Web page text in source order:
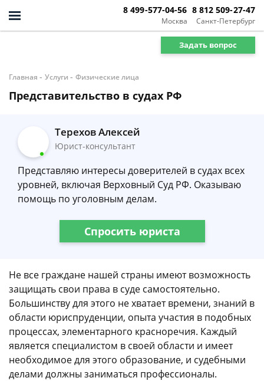
Москва
8 499-577-04-56
Санкт-Петербург
8 812 509-27-47
Задать вопрос
Главная - Услуги - Физические лица
Представительство в судах РФ
Терехов Алексей
Юрист-консультант
Представляю интересы доверителей в судах всех
уровней, включая Верховный Суд РФ. Оказываю
помощь по уголовным делам.
Спросить юриста
Не все граждане нашей страны имеют возможность
защищать свои права в суде самостоятельно.
Большинству для этого не хватает времени, знаний в
области юриспруденции, опыта участия в подобных
процессах, элементарного красноречия. Каждый
является специалистом в своей области и имеет
необходимое для этого образование, и судебными
делами должны заниматься профессионалы.